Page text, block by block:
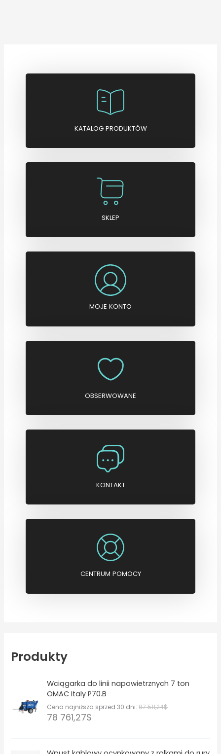
KATALOG PRODUKTÓW
SKLEP
MOJE KONTO
OBSERWOWANE
KONTAKT
CENTRUM POMOCY
Produkty
Wciągarka do linii napowietrznych 7 ton
OMAC Italy P70.B
Cena najniższa sprzed 30 dni:87 511,24$
78 761,27$